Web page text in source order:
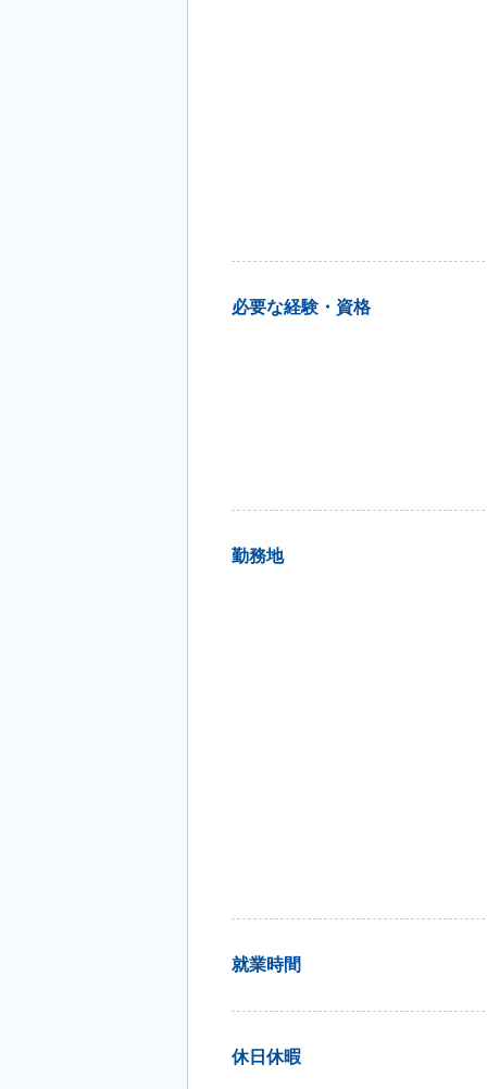
必要な経験・資格
勤務地
就業時間
休日休暇